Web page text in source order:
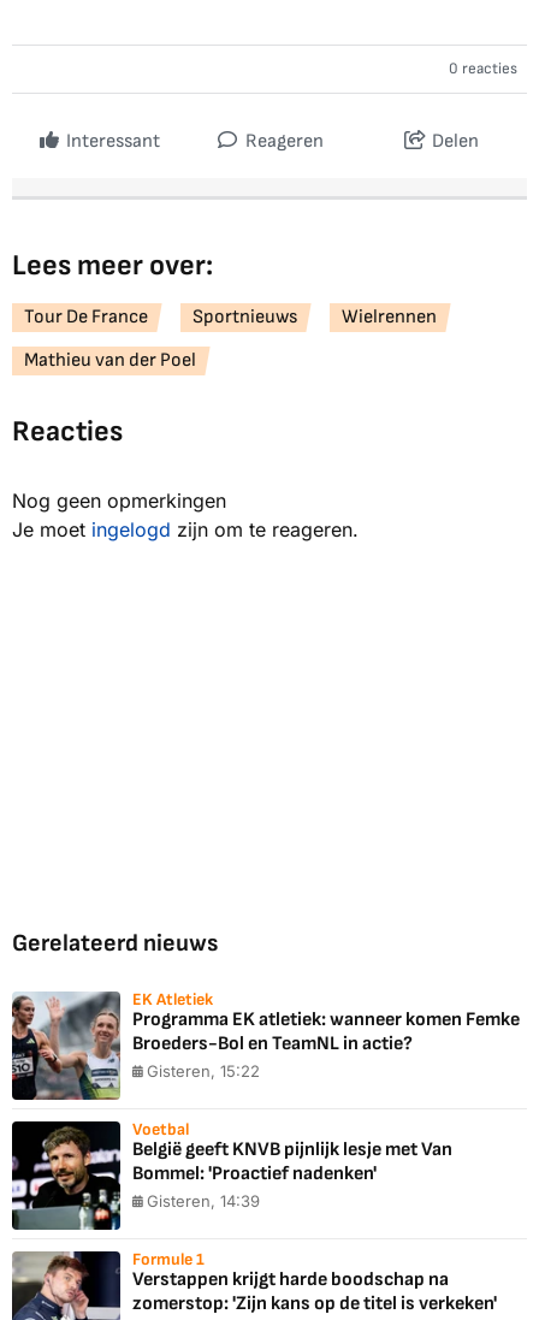
0 reacties
Interessant Reageren Delen
Lees meer over:
Tour De France Sportnieuws
Wielrennen
Mathieu van der Poel
Reacties
Nog geen opmerkingen
Je moet ingelogd zijn om te reageren.
Gerelateerd nieuws
EK Atletiek
Programma EK atletiek: wanneer komen Femke
Broeders-Bol en TeamNL in actie?
Gisteren, 15:22
Voetbal
België geeft KNVB pijnlijk lesje met Van
Bommel: 'Proactief nadenken'
Gisteren, 14:39
Formule 1
Verstappen krijgt harde boodschap na
zomerstop: 'Zijn kans op de titel is verkeken'